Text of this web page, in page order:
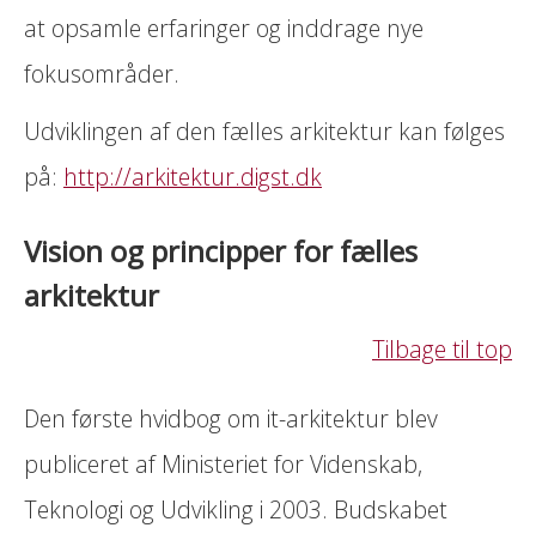
at opsamle erfaringer og inddrage nye
fokusområder.
Udviklingen af den fælles arkitektur kan følges
på: http://arkitektur.digst.dk
Vision og principper for fælles
arkitektur
Tilbage til top
Den første hvidbog om it-arkitektur blev
publiceret af Ministeriet for Videnskab,
Teknologi og Udvikling i 2003. Budskabet